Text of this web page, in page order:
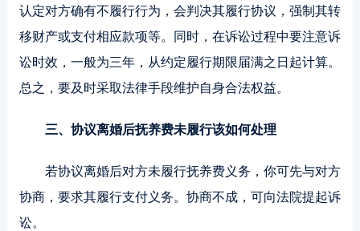
认定对方确有不履行行为，会判决其履行协议，强制其转
移财产或支付相应款项等。同时，在诉讼过程中要注意诉
讼时效，一般为三年，从约定履行期限届满之日起计算。
总之，要及时采取法律手段维护自身合法权益。
三、协议离婚后抚养费未履行该如何处理
若协议离婚后对方未履行抚养费义务，你可先与对方
协商，要求其履行支付义务。协商不成，可向法院提起诉
讼。